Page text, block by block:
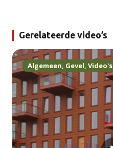
Gerelateerde video’s
Algemeen, Gevel, Video's